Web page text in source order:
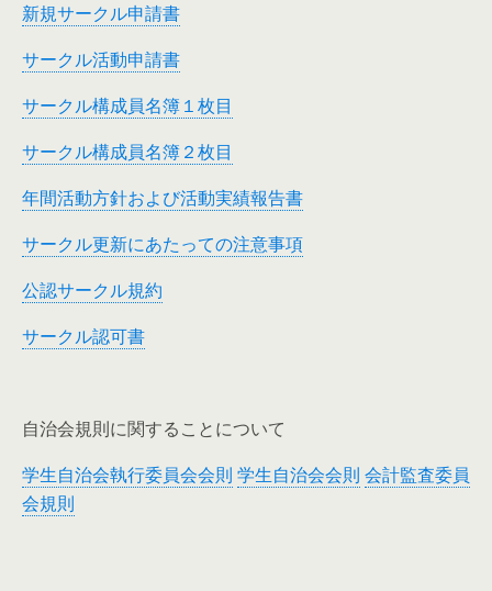
新規サークル申請書
サークル活動申請書
サークル構成員名簿１枚目
サークル構成員名簿２枚目
年間活動方針および活動実績報告書
サークル更新にあたっての注意事項
公認サークル規約
サークル認可書
自治会規則に関することについて
学生自治会執行委員会会則 学生自治会会則 会計監査委員
会規則